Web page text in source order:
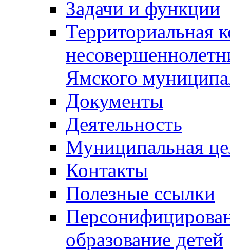
Задачи и функции
Территориальная
Ямского
Документы
Деятельность
Муниципальная
Контакты
Полезные ссылки
образование детей